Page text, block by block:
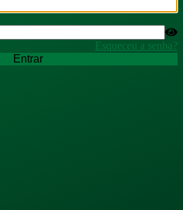
Esqueceu a senha?
Entrar